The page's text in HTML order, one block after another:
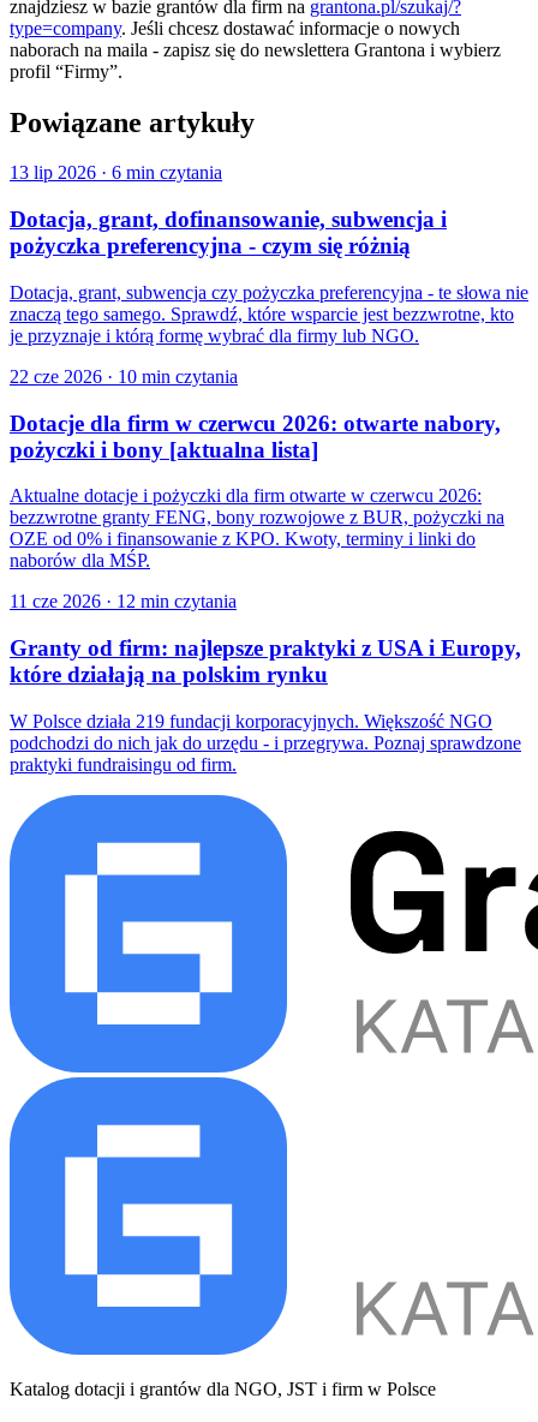
znajdziesz w bazie grantów dla firm na grantona.pl/szukaj/?
type=company. Jeśli chcesz dostawać informacje o nowych
naborach na maila - zapisz się do newslettera Grantona i wybierz
profil “Firmy”.
Powiązane artykuły
13 lip 2026 · 6 min czytania
Dotacja, grant, dofinansowanie, subwencja i
pożyczka preferencyjna - czym się różnią
Dotacja, grant, subwencja czy pożyczka preferencyjna - te słowa nie
znaczą tego samego. Sprawdź, które wsparcie jest bezzwrotne, kto
je przyznaje i którą formę wybrać dla firmy lub NGO.
22 cze 2026 · 10 min czytania
Dotacje dla firm w czerwcu 2026: otwarte nabory,
pożyczki i bony [aktualna lista]
Aktualne dotacje i pożyczki dla firm otwarte w czerwcu 2026:
bezzwrotne granty FENG, bony rozwojowe z BUR, pożyczki na
OZE od 0% i finansowanie z KPO. Kwoty, terminy i linki do
naborów dla MŚP.
11 cze 2026 · 12 min czytania
Granty od firm: najlepsze praktyki z USA i Europy,
które działają na polskim rynku
W Polsce działa 219 fundacji korporacyjnych. Większość NGO
podchodzi do nich jak do urzędu - i przegrywa. Poznaj sprawdzone
praktyki fundraisingu od firm.
Katalog dotacji i grantów dla NGO, JST i firm w Polsce